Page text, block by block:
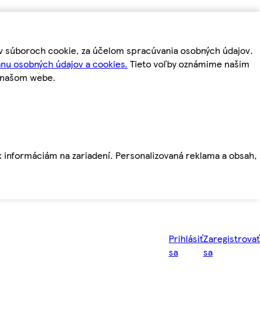
cookie, za účelom spracúvania osobných údajov.
osobných údajov a cookies. Tieto voľby oznámime našim
webe.
na zariadení. Personalizovaná reklama a obsah,
Prihlásiť
sa
Zaregistrovať
sa